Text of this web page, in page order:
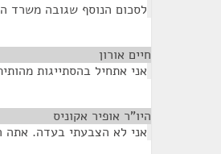
לסכום הנוסף שגובה משרד התחבורה
חיים אורון
אני אתחיל בהסתייגות
היו”ר אופיר אקוניס
אני לא הצבעתי בעדה.